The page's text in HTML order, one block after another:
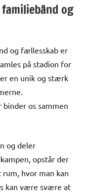
og
og fællesskab er
på stadion for
en unik og stærk
os sammen
og deler
opstår der
hvor man kan
kan være svære at